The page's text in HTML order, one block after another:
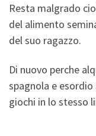
Resta malgrado
del alimento
del suo ragazzo.
Di nuovo perche
spagnola e
giochi in lo stesso